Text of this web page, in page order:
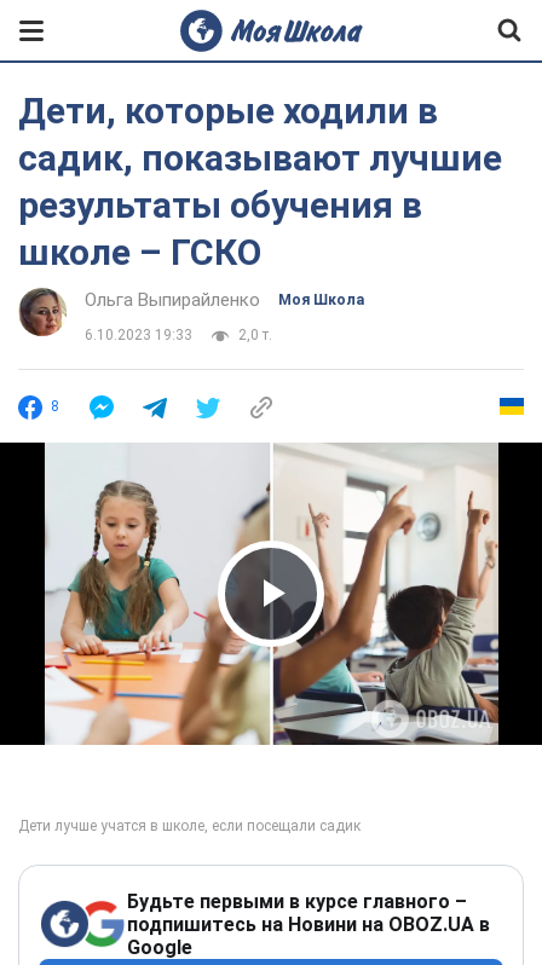
Дети, которые ходили в
садик, показывают лучшие
результаты обучения в
школе – ГСКО
Ольга Выпирайленко Моя Школа
6.10.2023 19:33 2,0 т.
8
Play Video
Будьте первыми в курсе главного –
подпишитесь на Новини на OBOZ.UA в
Google